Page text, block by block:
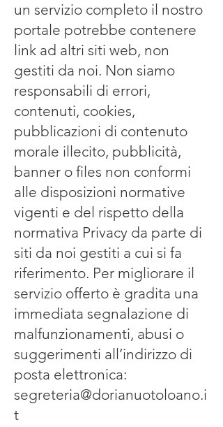
un servizio completo il nostro
portale potrebbe contenere
link ad altri siti web, non
gestiti da noi. Non siamo
responsabili di errori,
contenuti, cookies,
pubblicazioni di contenuto
morale illecito, pubblicità,
banner o files non conformi
alle disposizioni normative
vigenti e del rispetto della
normativa Privacy da parte di
siti da noi gestiti a cui si fa
riferimento. Per migliorare il
servizio offerto è gradita una
immediata segnalazione di
malfunzionamenti, abusi o
suggerimenti all’indirizzo di
posta elettronica:
segreteria@dorianuotoloano.i
t